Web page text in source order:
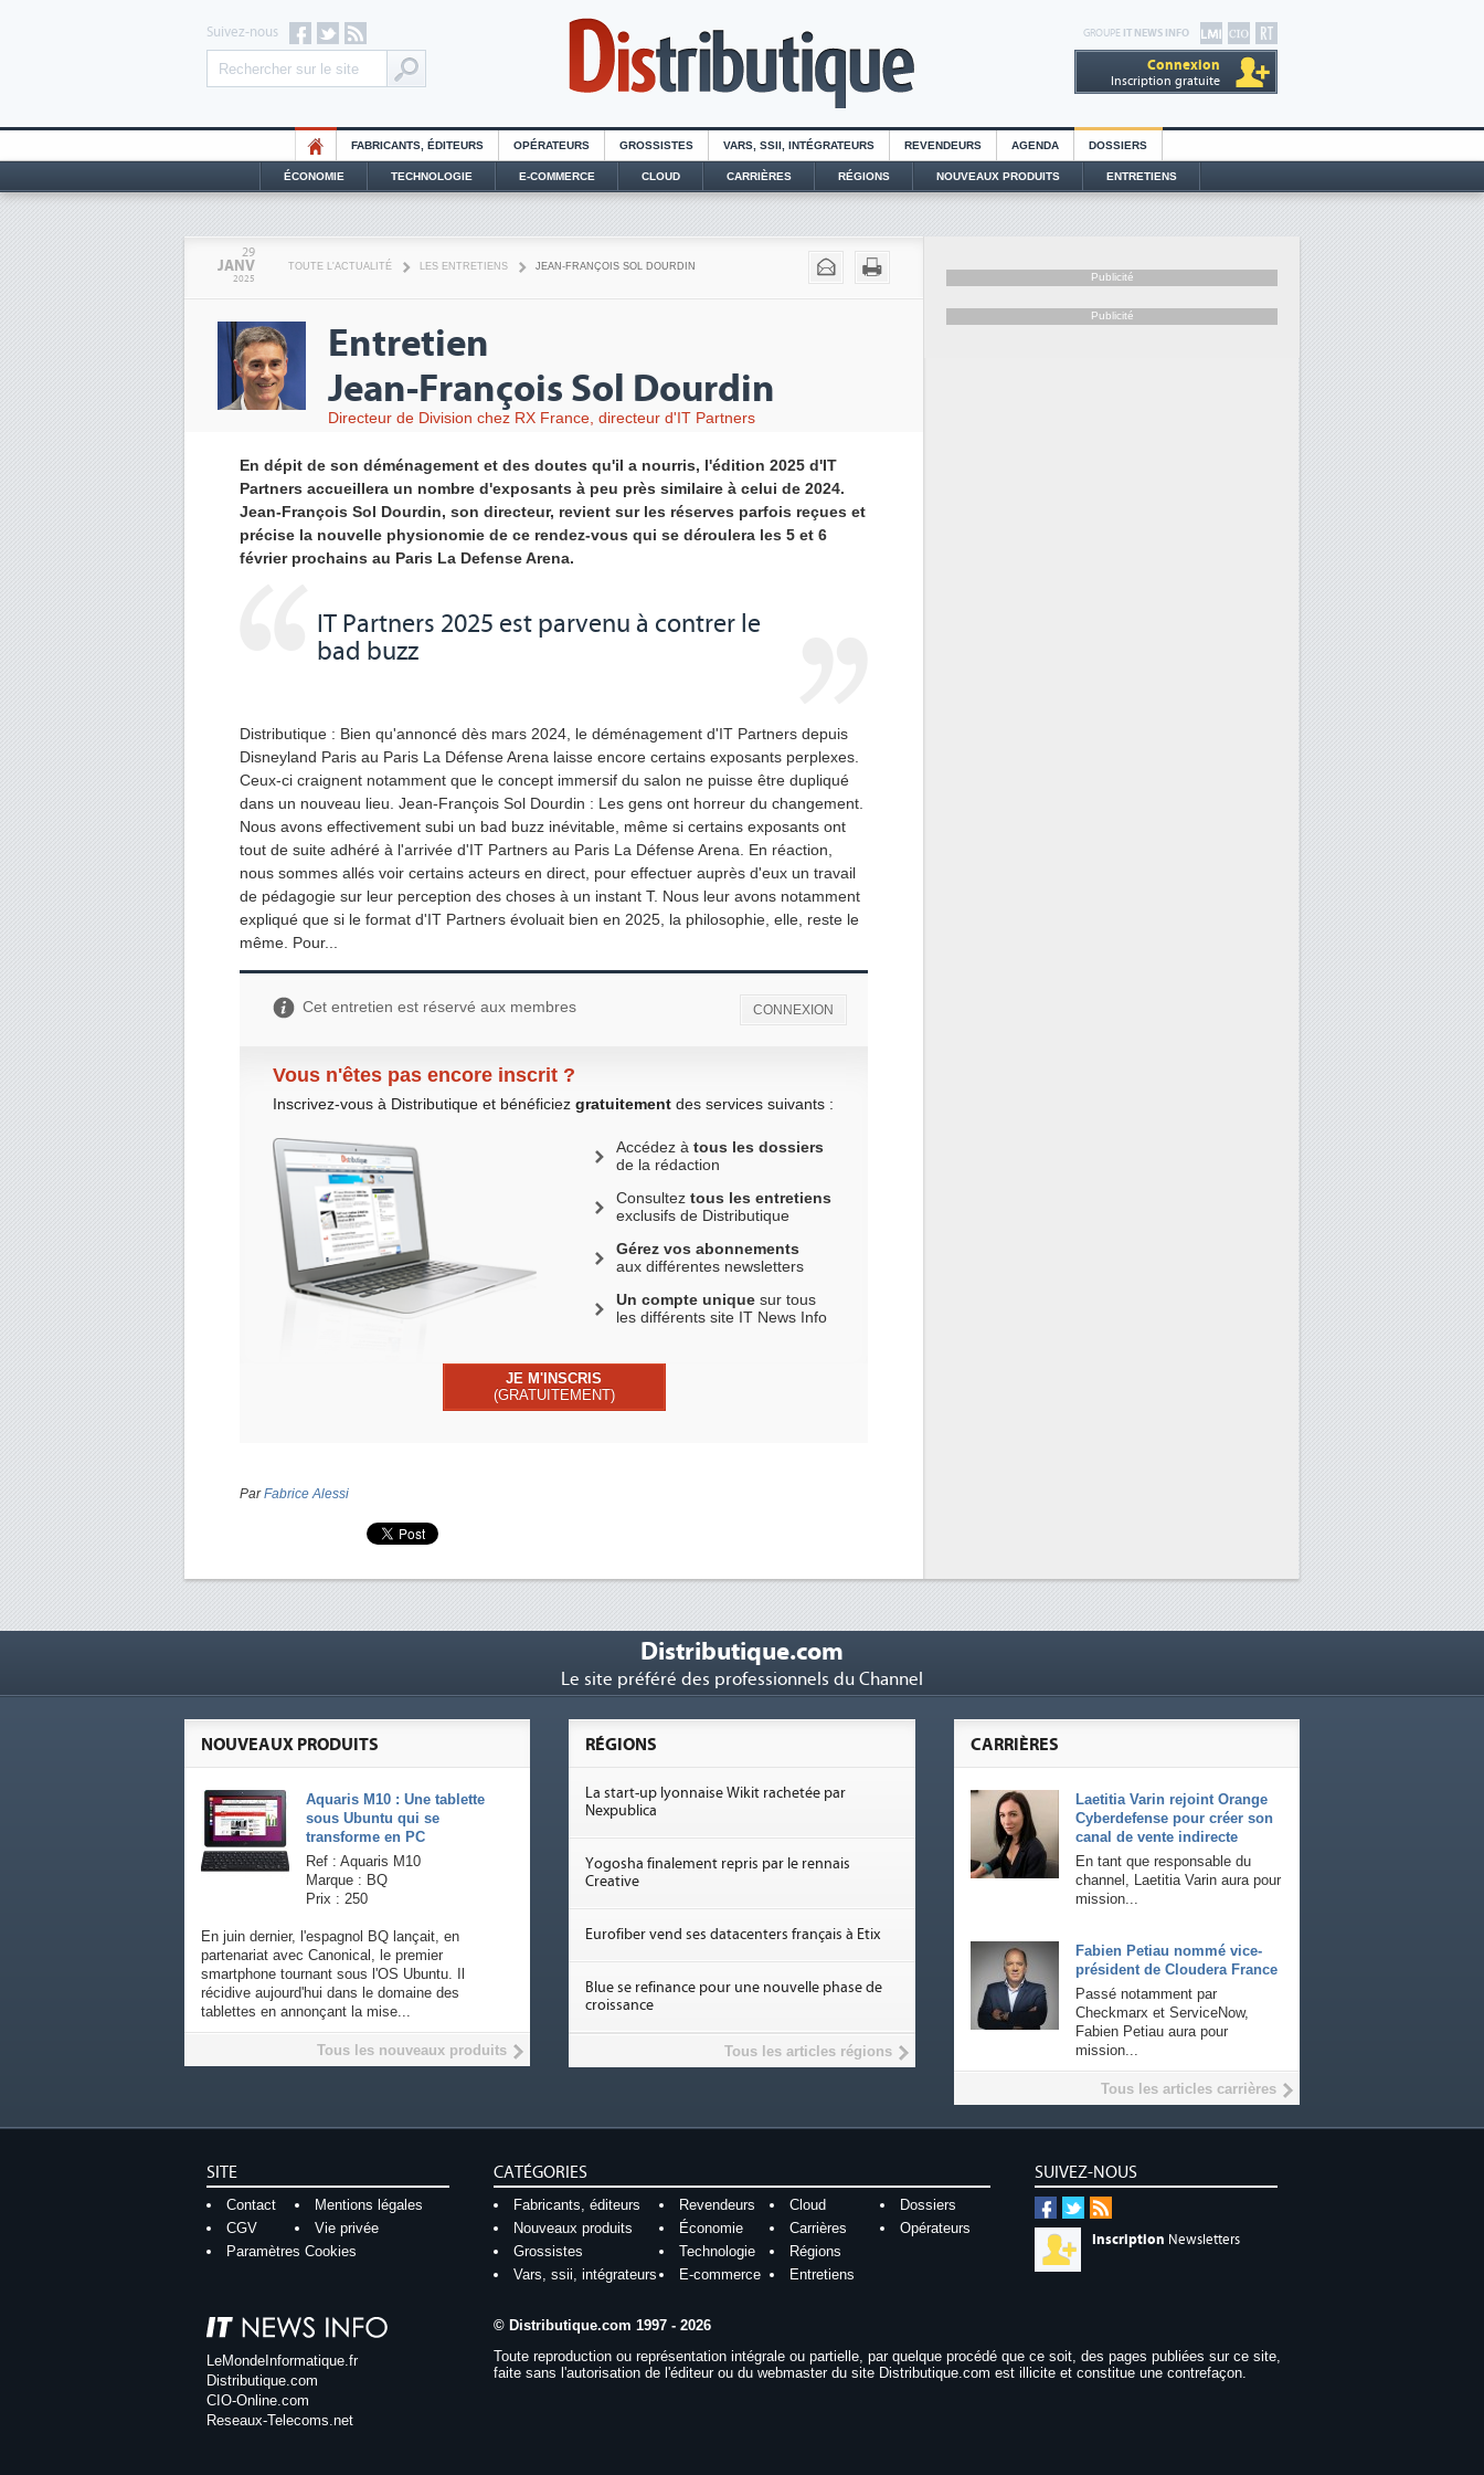
GROUPE IT NEWS INFO
Connexion
Inscription gratuite
Suivez-nous
FABRICANTS, ÉDITEURS OPÉRATEURS GROSSISTES VARS, SSII, INTÉGRATEURS REVENDEURS AGENDA DOSSIERS
ÉCONOMIE TECHNOLOGIE E-COMMERCE CLOUD CARRIÈRES RÉGIONS NOUVEAUX PRODUITS ENTRETIENS
29
JANV
2025
TOUTE L'ACTUALITÉ LES ENTRETIENS JEAN-FRANÇOIS SOL DOURDIN
Entretien
Jean-François Sol Dourdin
Directeur de Division chez RX France, directeur d'IT Partners
En dépit de son déménagement et des doutes qu'il a nourris, l'édition 2025 d'IT
Partners accueillera un nombre d'exposants à peu près similaire à celui de 2024.
Jean-François Sol Dourdin, son directeur, revient sur les réserves parfois reçues et
précise la nouvelle physionomie de ce rendez-vous qui se déroulera les 5 et 6
février prochains au Paris La Defense Arena.
IT Partners 2025 est parvenu à contrer le
bad buzz
Distributique : Bien qu'annoncé dès mars 2024, le déménagement d'IT Partners depuis
Disneyland Paris au Paris La Défense Arena laisse encore certains exposants perplexes.
Ceux-ci craignent notamment que le concept immersif du salon ne puisse être dupliqué
dans un nouveau lieu. Jean-François Sol Dourdin : Les gens ont horreur du changement.
Nous avons effectivement subi un bad buzz inévitable, même si certains exposants ont
tout de suite adhéré à l'arrivée d'IT Partners au Paris La Défense Arena. En réaction,
nous sommes allés voir certains acteurs en direct, pour effectuer auprès d'eux un travail
de pédagogie sur leur perception des choses à un instant T. Nous leur avons notamment
expliqué que si le format d'IT Partners évoluait bien en 2025, la philosophie, elle, reste le
même. Pour...
Cet entretien est réservé aux membres CONNEXION
Vous n'êtes pas encore inscrit ?
Inscrivez-vous à Distributique et bénéficiez gratuitement des services suivants :
Accédez à tous les dossiers
de la rédaction
Consulteztous les entretiens
exclusifs de Distributique
Gérez vos abonnements
aux différentes newsletters
Un compte uniquesur tous
les différents site IT News Info
JE M'INSCRIS
(GRATUITEMENT)
ParFabrice Alessi
Publicité
Publicité
Distributique.com
Le site préféré des professionnels du Channel
CARRIÈRES
Laetitia Varin rejoint Orange
Cyberdefense pour créer son
canal de vente indirecte
En tant que responsable du
channel, Laetitia Varin aura pour
mission...
Fabien Petiau nommé vice-
président de Cloudera France
Passé notamment par
Checkmarx et ServiceNow,
Fabien Petiau aura pour
mission...
Tous les articles carrières
NOUVEAUX PRODUITS
Aquaris M10 : Une tablette
sous Ubuntu qui se
transforme en PC
Ref : Aquaris M10
Marque : BQ
Prix : 250
En juin dernier, l'espagnol BQ lançait, en
partenariat avec Canonical, le premier
smartphone tournant sous l'OS Ubuntu. Il
récidive aujourd'hui dans le domaine des
tablettes en annonçant la mise...
Tous les nouveaux produits
RÉGIONS
La start-up lyonnaise Wikit rachetée par
Nexpublica
Yogosha finalement repris par le rennais
Creative
Eurofiber vend ses datacenters français à Etix
Blue se refinance pour une nouvelle phase de
croissance
Tous les articles régions
SUIVEZ-NOUS
Inscription Newsletters
SITE
Contact
Mentions légales
CGV
Vie privée
Paramètres Cookies
CATÉGORIES
Fabricants, éditeurs Revendeurs Cloud
Dossiers
Nouveaux produits
Économie Carrières
Opérateurs
Grossistes
Technologie
Régions
Vars, ssii, intégrateurs
E-commerce Entretiens
LeMondeInformatique.fr
Distributique.com
CIO-Online.com
Reseaux-Telecoms.net
© Distributique.com 1997 - 2026
Toute reproduction ou représentation intégrale ou partielle, par quelque procédé que ce soit, des pages publiées sur ce site,
faite sans l'autorisation de l'éditeur ou du webmaster du site Distributique.com est illicite et constitue une contrefaçon.